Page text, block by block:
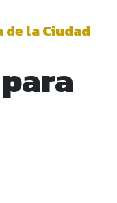
la Ciudad